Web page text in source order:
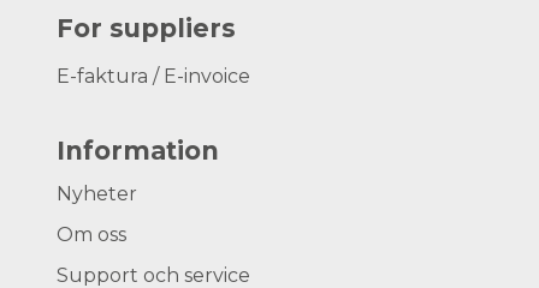
For suppliers
E-faktura / E-invoice
Information
Nyheter
Om oss
Support och service